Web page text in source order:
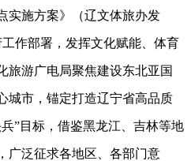
实施方案》（辽文体旅办发
工作部署，发挥文化赋能、体育
旅游广电局聚焦建设东北亚国
城市，锚定打造辽宁省高品质
”目标，借鉴黑龙江、吉林等地
广泛征求各地区、各部门意